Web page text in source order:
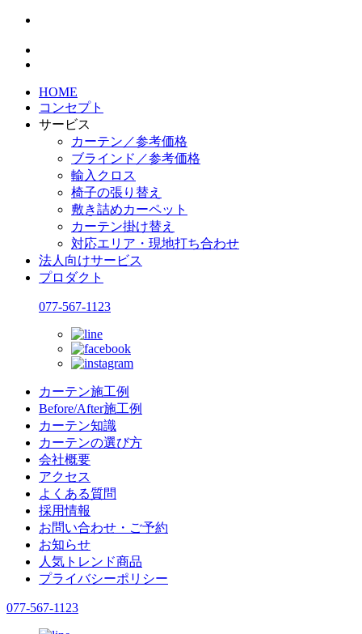
HOME
コンセプト
サービス
カーテン／参考価格
ブラインド／参考価格
輸入クロス
椅子の張り替え
敷き詰めカーペット
カーテン掛け替え
対応エリア・現地打ち合わせ
法人向けサービス
プロダクト
077-567-1123
カーテン施工例
Before/After施工例
カーテン知識
カーテンの選び方
会社概要
アクセス
よくある質問
採用情報
お問い合わせ・ご予約
お知らせ
人気トレンド商品
プライバシーポリシー
077-567-1123